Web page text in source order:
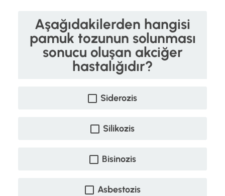
Aşağıdakilerden hangisi
pamuk tozunun solunması
sonucu oluşan akciğer
hastalığıdır?
Siderozis
Silikozis
Bisinozis
Asbestozis